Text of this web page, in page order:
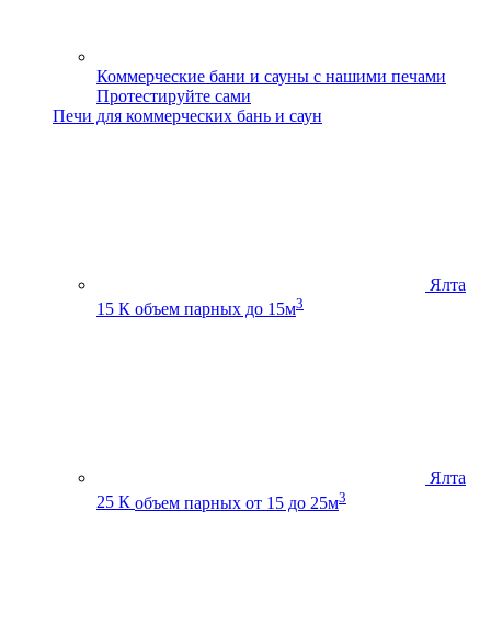
Коммерческие бани и сауны с нашими печами
Протестируйте сами
Печи для коммерческих бань и саун
Ялта
15 К объем парных до 15м3
Ялта
25 К объем парных от 15 до 25м3